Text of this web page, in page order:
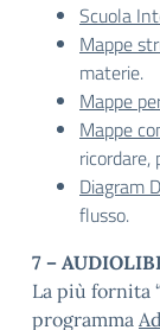
Scuola
Mappe
materie.
Mappe
Mappe
Diagram
flusso.
7 –
La più fornita
programma